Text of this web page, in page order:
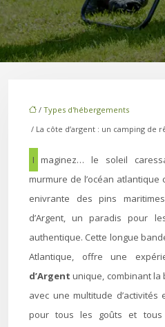
/ Types d'hébergements
/ La côte d’argent : un camping de
Imaginez… le soleil caressant votre peau, le doux
murmure de l’océan atlantique
enivrante des pins
d’Argent, un paradis pour
authentique. Cette longue
Atlantique, offre une
d’Argentunique, combinant
avec une multitude d’activités
pour tous les goûts et tous